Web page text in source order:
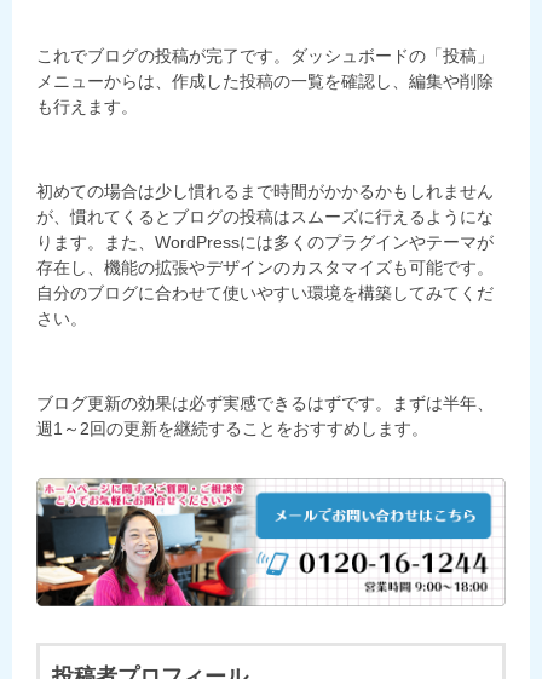
これでブログの投稿が完了です。ダッシュボードの「投稿」
メニューからは、作成した投稿の一覧を確認し、編集や削除
も行えます。
初めての場合は少し慣れるまで時間がかかるかもしれません
が、慣れてくるとブログの投稿はスムーズに行えるようにな
ります。また、WordPressには多くのプラグインやテーマが
存在し、機能の拡張やデザインのカスタマイズも可能です。
自分のブログに合わせて使いやすい環境を構築してみてくだ
さい。
ブログ更新の効果は必ず実感できるはずです。まずは半年、
週1～2回の更新を継続することをおすすめします。